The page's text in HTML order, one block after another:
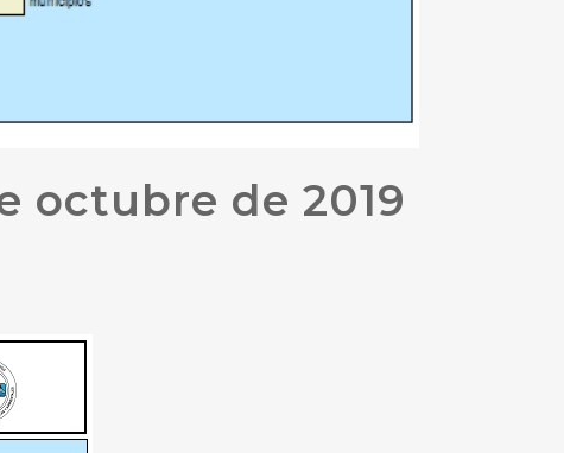
octubre de 2019